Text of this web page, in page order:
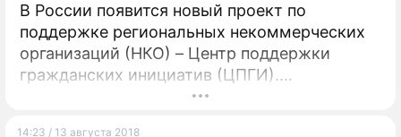
В России появится новый проект по
поддержке региональных некоммерческих
организаций (НКО) – Центр поддержки
гражданских инициатив (ЦПГИ).
Соответствующее решение было принято
14:23 / 13 августа 2018